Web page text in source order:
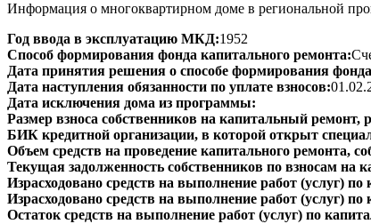
Информация о многоквартирном доме в региональной
Год ввода в эксплуатацию МКД:1952
Способ формирования фонда капитального ремонта:
Дата принятия решения о способе формирования
Дата наступления обязанности по уплате взносов:
Дата исключения дома из программы:
Размер взноса собственников на капитальный ремонт,
БИК кредитной организации, в которой открыт
Объем средств на проведение капитального ремонта,
Текущая задолженность собственников по взносам на
Израсходовано средств на выполнение работ (услуг)
Израсходовано средств на выполнение работ (услуг)
Остаток средств на выполнение работ (услуг) по